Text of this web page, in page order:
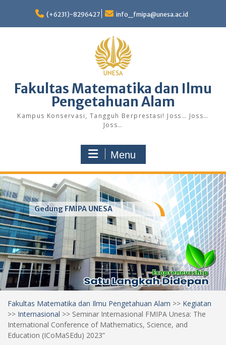
content
(+6231)-8296427 info_fmipa@unesa.ac.id
Fakultas Matematika dan Ilmu
Pengetahuan Alam
Kampus Konservasi, Tangguh Berprestasi! Joss… Joss…
Joss…
Menu
Gedung FMIPA UNESA
Fakultas Matematika dan Ilmu Pengetahuan Alam >> Kegiatan
>> Internasional >> Seminar Internasional FMIPA Unesa: The
International Conference of Mathematics, Science, and
Education (ICoMaSEdu) 2023”